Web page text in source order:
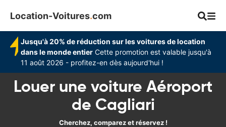
Location-Voitures.com
Jusqu'à 20% de réduction sur les voitures de location
dans le monde entier Cette promotion est valable jusqu'à
11 août 2026 - profitez-en dès aujourd'hui !
Louer une voiture Aéroport
de Cagliari
Cherchez, comparez et réservez !